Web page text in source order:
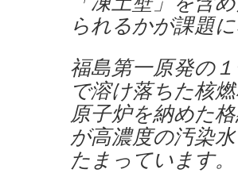
られるかが課題に
福島第一原発の
で溶け落ちた核
原子炉を納めた
が高濃度の汚染
たまっています。